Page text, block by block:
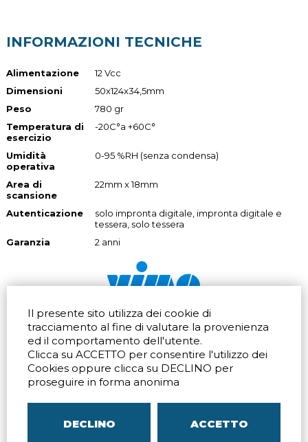
Il presente sito utilizza dei cookie di
tracciamento al fine di valutare la provenienza
ed il comportamento dell'utente.
Clicca su ACCETTO per consentire l'utilizzo dei
Cookies oppure clicca su DECLINO per
proseguire in forma anonima
DECLINO ACCETTO
INFORMAZIONI TECNICHE
Alimentazione
12 Vcc
Dimensioni
50x124x34,5mm
Peso
780 gr
Temperatura di
esercizio
-20C°a +60C°
Umidità
operativa
0-95 %RH (senza condensa)
Area di
scansione
22mm x 18mm
Autenticazione
solo impronta digitale, impronta digitale e
tessera, solo tessera
Garanzia
2 anni
Via dell'artigianato 32Q
20865 Usmate Velate (MB)
Indicazioni Stradali
Tel. +39 039 672520
Fax +39 039 672568
Email
Via Pontina 583
Roma (RM) 00128
Tel.+39 06 80079273
Indicazioni Stradali
Via San Crispino 64
Padova (PD) 35129
P.IVA00804240968 05096770150– C.C.I.A.A. di